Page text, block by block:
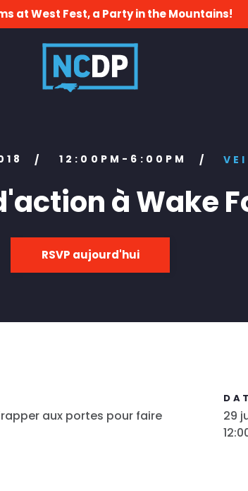
at West Fest, a Party in the Mountains!
/ 12:00PM-6:00PM /
à Wake
RSVP aujourd'hui
aux portes pour faire
29